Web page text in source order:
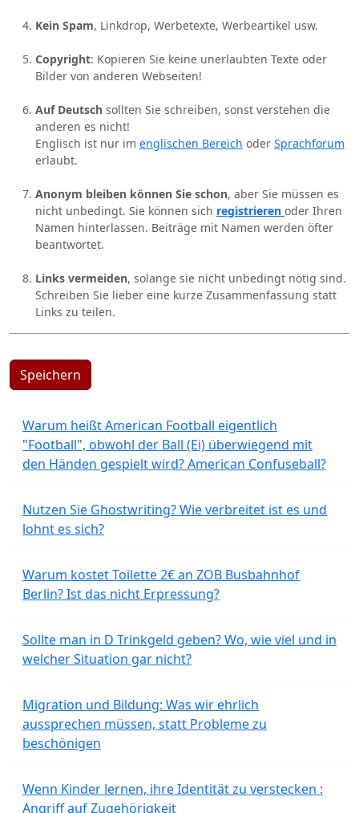
Kein Spam, Linkdrop, Werbetexte, Werbeartikel usw.
Copyright: Kopieren Sie keine unerlaubten Texte oder
Bilder von anderen Webseiten!
Auf Deutsch sollten Sie schreiben, sonst verstehen die
anderen es nicht!
Englisch ist nur im englischen Bereich oder Sprachforum
erlaubt.
Anonym bleiben können Sie schon, aber Sie müssen es
nicht unbedingt. Sie können sich registrieren oder Ihren
Namen hinterlassen. Beiträge mit Namen werden öfter
beantwortet.
Links vermeiden, solange sie nicht unbedingt nötig sind.
Schreiben Sie lieber eine kurze Zusammenfassung statt
Links zu teilen.
Speichern
Warum heißt American Football eigentlich
"Football", obwohl der Ball (Ei) überwiegend mit
den Händen gespielt wird? American Confuseball?
Nutzen Sie Ghostwriting? Wie verbreitet ist es und
lohnt es sich?
Warum kostet Toilette 2€ an ZOB Busbahnhof
Berlin? Ist das nicht Erpressung?
Sollte man in D Trinkgeld geben? Wo, wie viel und in
welcher Situation gar nicht?
Migration und Bildung: Was wir ehrlich
aussprechen müssen, statt Probleme zu
beschönigen
Wenn Kinder lernen, ihre Identität zu verstecken :
Angriff auf Zugehörigkeit